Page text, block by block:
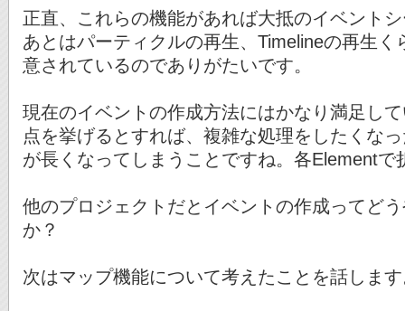
正直、これらの機能があれば大抵のイベント
あとはパーティクルの再生、Timelineの再生
意されているのでありがたいです。
現在のイベントの作成方法にはかなり満足し
点を挙げるとすれば、複雑な処理をしたくな
が長くなってしまうことですね。各Element
他のプロジェクトだとイベントの作成ってど
か？
次はマップ機能について考えたことを話しま